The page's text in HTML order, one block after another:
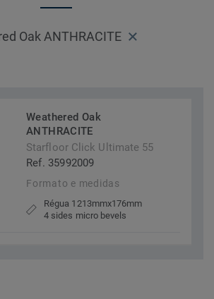
Oak ANTHRACITE
Weathered Oak
ANTHRACITE
Starfloor Click Ultimate 55
Ref. 35992009
Formato e medidas
Régua 1213mmx176mm
4 sides micro bevels